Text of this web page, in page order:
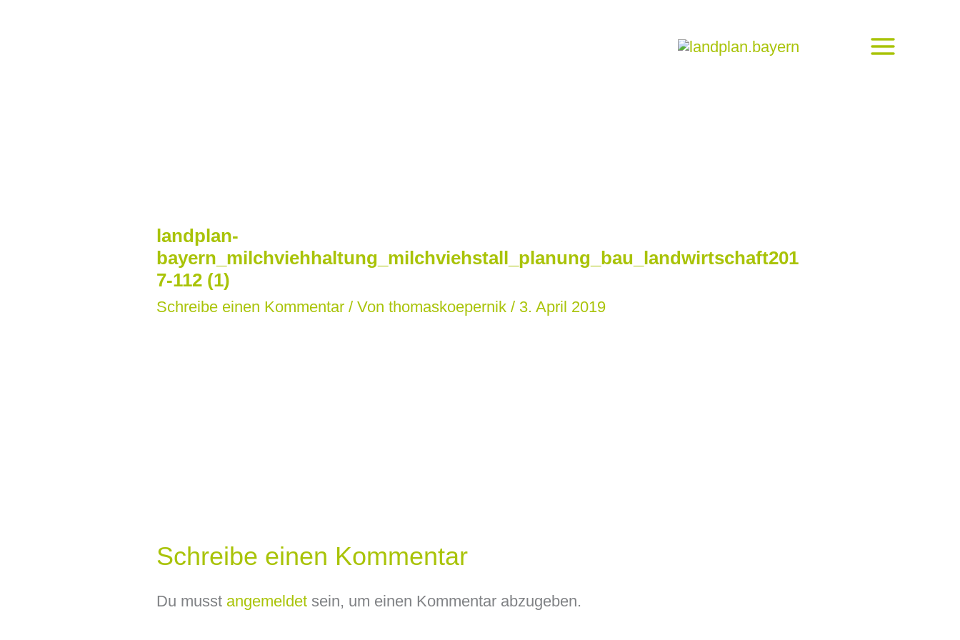
landplan-
bayern_milchviehhaltung_milchviehstall_planung_bau_landwirtschaft201
7-112 (1)
Schreibe einen Kommentar / Von thomaskoepernik / 3. April 2019
Schreibe einen Kommentar
Du musst angemeldetsein, um einen Kommentar abzugeben.